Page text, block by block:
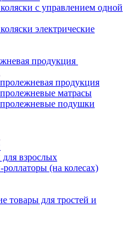
с управлением одной
электрические
продукция
продукция
матрасы
подушки
взрослых
(на колесах)
товары для тростей и